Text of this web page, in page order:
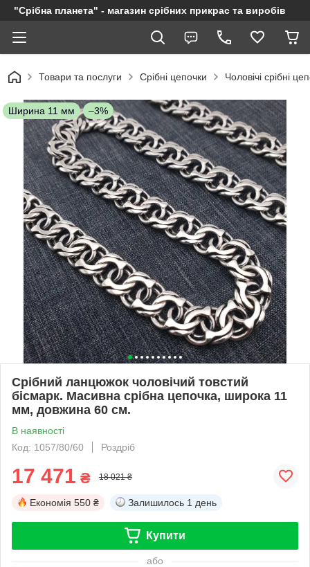
"Срібна планета" - магазин срібних прикрас та виробів
Товари та послуги Срібні цепочки Чоловічі срібні
Ширина 11 мм –3%
Срібний ланцюжок чоловічий товстий
бісмарк. Масивна срібна цепочка, широка 11
мм, довжина 60 см.
В наявності
Код: 1057/80/60
Роздріб
17 471 ₴ 18 021 ₴
Економія 550 ₴ Залишилось 1 день
Купити
або